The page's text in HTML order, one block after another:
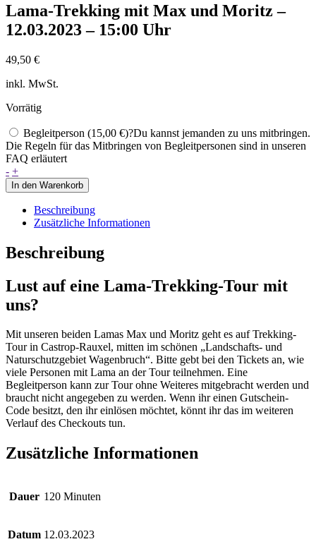
Lama-Trekking mit Max und Moritz –
12.03.2023 – 15:00 Uhr
49,50 €
inkl. MwSt.
Vorrätig
Begleitperson (15,00 €)?Du kannst jemanden zu uns mitbringen.
Die Regeln für das Mitbringen von Begleitpersonen sind in unseren
FAQ erläutert
- Lama-
Trekking
mit
Max
und
-
12.03.2023
15:00
Menge
+
In den Warenkorb
Beschreibung
Zusätzliche Informationen
Beschreibung
Lust auf eine Lama-Trekking-Tour mit
uns?
Mit unseren beiden Lamas Max und Moritz geht es auf Trekking-
Tour in Castrop-Rauxel, mitten im schönen „Landschafts- und
Naturschutzgebiet Wagenbruch“. Bitte gebt bei den Tickets an, wie
viele Personen mit Lama an der Tour teilnehmen. Eine
Begleitperson kann zur Tour ohne Weiteres mitgebracht werden und
braucht nicht angegeben zu werden. Wenn ihr einen Gutschein-
Code besitzt, den ihr einlösen möchtet, könnt ihr das im weiteren
Verlauf des Checkouts tun.
Zusätzliche Informationen
Dauer 120 Minuten
Datum 12.03.2023